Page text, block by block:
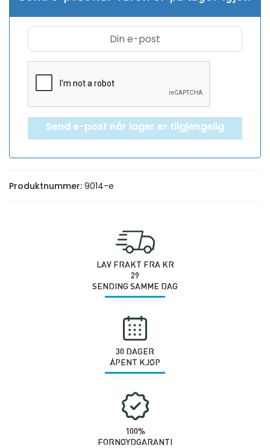
Send e-post når lager er tilgjengelig
Produktnummer: 9014-e
LAV FRAKT FRA KR
29
SENDING SAMME DAG
30 DAGER
ÅPENT KJØP
100%
FORNØYDGARANTI